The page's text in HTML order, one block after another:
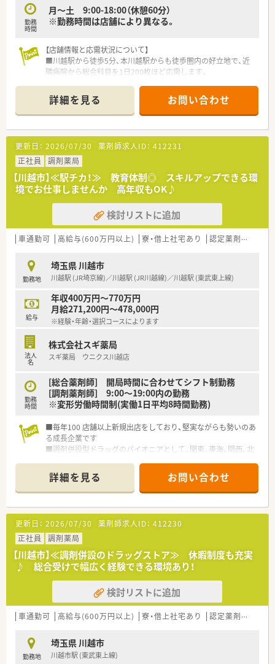
■年収は500万円から590万円の範囲で提示が可能となってお
り、個人のご経験やスキルを最大限に考慮して最終決定いたしま
す。
月々の給与水準が高く設定されており、しっかり稼ぎたい方に最
適です。
■住宅手当やマイカー通勤手当などの諸手当が充実しており、生
活を支える福利厚生が手厚く整っている点も大きな魅力と言え
ます。
【勤務実態について】
■月9日から10日の休みが確保されており、年間休日は122日と
業界内でも非常に高い水準を維持しているため休息も十分で
す。
■2023年度の平均残業時間は月11時間程度となっており、1分単
位で残業代が支給されるため、透明性の高い勤務環境です。
■有給休暇の平均取得日数は14.1日と高く、連休を取得してリフ
レッシュするなど、仕事と生活のバランスを保ちやすい職場で
す。
勤務
時間
月～土 9:00-18:00（休憩60分）
※勤務時間は店舗により異なる。
【店舗情報と応需状況について】
■川越駅から徒歩5分、本川越駅からも徒歩圏内の好立地で、近
隣病院から総合科目を1日200枚ほど応需します。
いため互いに協力しながら円滑に業務を進めています。
■2,000品目以上の医薬品を揃え、病院門前薬局としてスピード
と正確性を両立させた質の高い調剤を実践しています。
【法人特徴について】
■2021年の経営統合を経て誕生し、全国に約200店舗を展開す
る大手グループとして盤石な経営基盤を誇ります。
■介護事業やフィットネスジム運営も手掛けており、地域の健康
づくりを多角的に支援するかかりつけ薬局を目指します。
■離職率はわずか5%と非常に低く、幅広い年齢層の薬剤師が自
分に合った働き方を選びながら長く活躍できる法人です。
【勤務実態について】
■残業は月平均約4.6時間と極めて少なく、時間外手当も1分単位
■年間休日は120日前後確保されており、店舗シフトにより月2
回程度の土日休みも相談できる柔軟な体制があります。
■終業時間は18時と早めに設定されており、仕事終わりの時間
を趣味や家庭のために有意義に活用することが可能です。
【想定されるキャリアイメージ】
■入社後は3ヶ月の実務研修からスタートし、段階的な階層別研
■州立大学と連携した海外研修制度など、国内に留まらないハイ
レベルな学びの機会も豊富に用意されています。
将来の管理職や本部への道も明確に描くことができます。
詳細を見る お問い合わせ
更新日： 2026/07/30 薬剤師求人ID： 412231
正社員
調剤薬局
【川越市】≪駅チカ！≫ 教育体制◎ スキルアップできる環
境でお仕事しませんか 高年収もOK♪
検討リストに追加
車通勤可 高給与(600万円以上) 寮・借上社宅あり 認定薬剤師取得支援あり
勤務地
埼玉県 川越市
川越駅 (JR埼京線)／川越駅 (JR川越線)／川越駅 (東武東上線)
給与
年収400万円～770万円
月給271,200円～478,000円
※経験・年齢・選択コースによります
法人
名
株式会社スギ薬局
スギ薬局 ウニクス川越店
勤務
時間
[総合薬剤師] 開局時間に合わせてシフト制勤務
[調剤薬剤師] 9:00～19:00内の勤務
※変形労働時間制(実働1日平均8時間勤務)
■毎年100 店舗以上新規出店をしており、堅実ながらも勢いのあ
る成長企業です
■調剤併設型ドラッグのパイオニアとして、関東、東海、関西、北
■研修制度は様々なプランがあり、集合研修だけでなく任意で受
講可能な研修も幅広く用意されています
■店舗で活躍する従業員、社外で活躍する従業員、将来経営幹部
となる従業員など、薬剤師として様々な活躍ができるフィールド
を用意されています
■総合薬剤師・調剤薬剤師（土日休み・19時までの勤務）どちらか
の働き方を選択できます
■調剤併設型だけでなく「医療モール・クリニック併設店舗」「敷
地内薬局」「訪問調剤特化型店舗」など様々な店舗を運営してい
ます
■在宅医療にも積極的取り組んでおり「訪問調剤特化型店舗」を
50店舗以上、無菌調剤室は業界最多の51店舗設置しています
■「プラチナくるみん認定企業」「健康経営優良法人2023（大規模
法人部門）認定」等を取得し一人ひとりが働きやすい環境が整備
■充実した研修制度、人事制度、評価制度、キャリア支援制度等
があるのも特徴です
詳細を見る お問い合わせ
更新日： 2026/07/30 薬剤師求人ID： 412230
正社員
調剤薬局
【川越市】≪調剤併設のドラッグストア≫ 休暇制度も充実
♪ 総合受けで幅広く経験できる環境あり！
検討リストに追加
車通勤可 高給与(600万円以上) 寮・借上社宅あり 認定薬剤師取得支援あり
勤務地
埼玉県 川越市
川越市駅 (東武東上線)